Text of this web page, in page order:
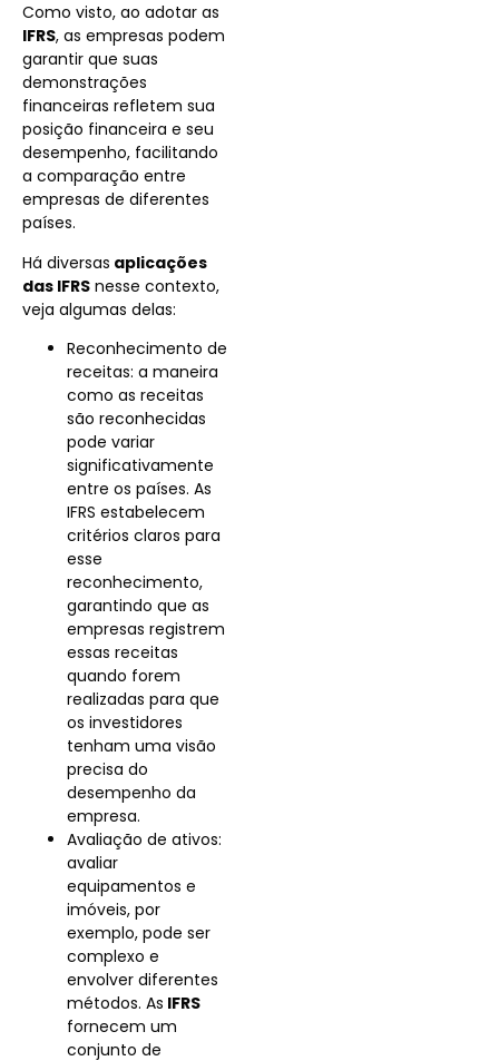
Como visto, ao adotar as
IFRS, as empresas podem
garantir que suas
demonstrações
financeiras refletem sua
posição financeira e seu
desempenho, facilitando
a comparação entre
empresas de diferentes
países.
Há diversas aplicações
das IFRS nesse contexto,
veja algumas delas:
Reconhecimento de
receitas: a maneira
como as receitas
são reconhecidas
pode variar
significativamente
entre os países. As
IFRS estabelecem
critérios claros para
esse
reconhecimento,
garantindo que as
empresas registrem
essas receitas
quando forem
realizadas para que
os investidores
tenham uma visão
precisa do
desempenho da
empresa.
Avaliação de ativos:
avaliar
equipamentos e
imóveis, por
exemplo, pode ser
complexo e
envolver diferentes
métodos. As IFRS
fornecem um
conjunto de